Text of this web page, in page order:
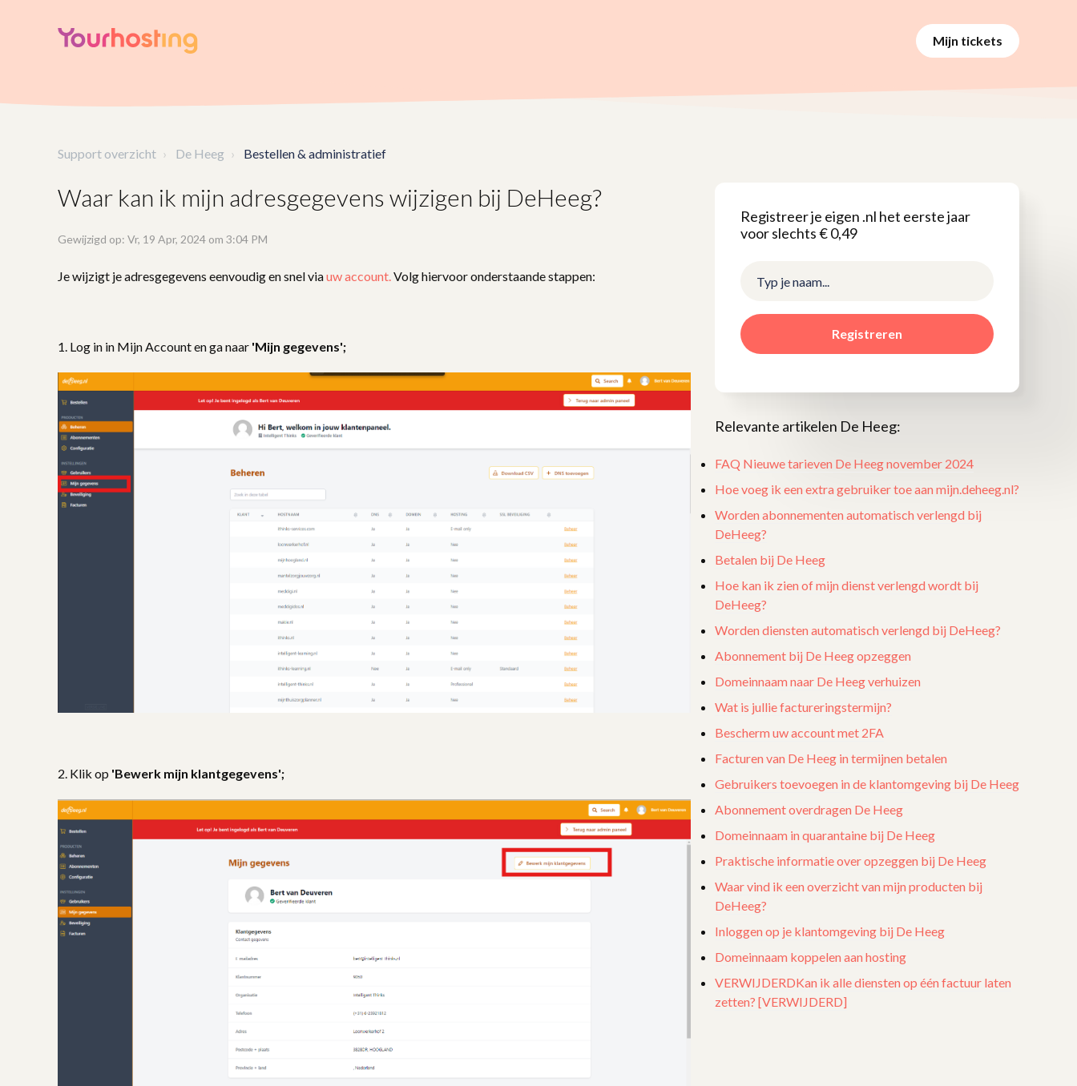
Mijn tickets
Support overzicht De Heeg Bestellen & administratief
Waar kan ik mijn adresgegevens wijzigen bij DeHeeg?
Gewijzigd op: Vr, 19 Apr, 2024 om 3:04 PM
Je wijzigt je adresgegevens eenvoudig en snel viauw account.Volg hiervoor onderstaande stappen:
1. Log in in Mijn Account en ga naar 'Mijn gegevens';
2. Klik op 'Bewerk mijn klantgegevens';
Registreer je eigen .nl het eerste jaar
voor slechts € 0,49
Registreren
Relevante artikelen De Heeg:
FAQ Nieuwe tarieven De Heeg november 2024
Hoe voeg ik een extra gebruiker toe aan mijn.deheeg.nl?
Worden abonnementen automatisch verlengd bij
DeHeeg?
Betalen bij De Heeg
Hoe kan ik zien of mijn dienst verlengd wordt bij
DeHeeg?
Worden diensten automatisch verlengd bij DeHeeg?
Abonnement bij De Heeg opzeggen
Domeinnaam naar De Heeg verhuizen
Wat is jullie factureringstermijn?
Bescherm uw account met 2FA
Facturen van De Heeg in termijnen betalen
Gebruikers toevoegen in de klantomgeving bij De Heeg
Abonnement overdragen De Heeg
Domeinnaam in quarantaine bij De Heeg
Praktische informatie over opzeggen bij De Heeg
Waar vind ik een overzicht van mijn producten bij
DeHeeg?
Inloggen op je klantomgeving bij De Heeg
Domeinnaam koppelen aan hosting
VERWIJDERDKan ik alle diensten op één factuur laten
zetten? [VERWIJDERD]